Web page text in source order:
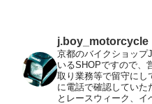
j.boy_motorcycle
京都のバイクショップ
いるSHOPですので、
取り業務等で留守にし
に電話で確認していた
とレースウィーク、イ